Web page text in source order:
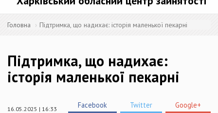
Головна Підтримка, що надихає: історія маленької пекарні
Підтримка, що надихає:
історія маленької пекарні
16.05.2025 | 16:33 Facebook Twitter Google+